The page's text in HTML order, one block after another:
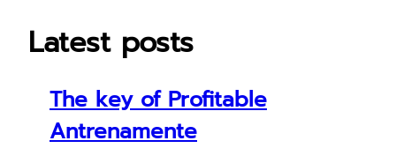
Latest posts
The key of Profitable
Antrenamente